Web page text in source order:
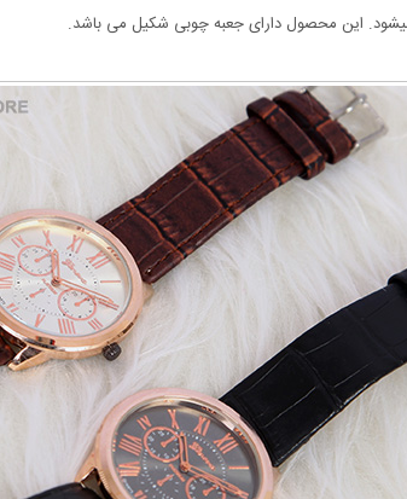
این محصول دارای جعبه چوبی شکیل می باشد.